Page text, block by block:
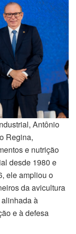
Antônio
Regina,
e nutrição
desde 1980 e
ele ampliou o
da avicultura
à
e à defesa